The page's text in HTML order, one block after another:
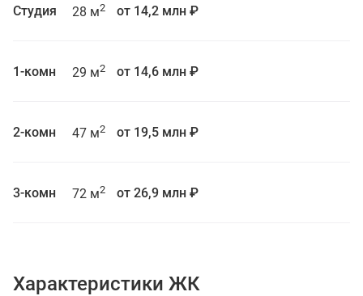
Студия 28 м2 от 14,2 млн ₽
1-комн 29 м2 от 14,6 млн ₽
2-комн 47 м2 от 19,5 млн ₽
3-комн 72 м2 от 26,9 млн ₽
Характеристики ЖК